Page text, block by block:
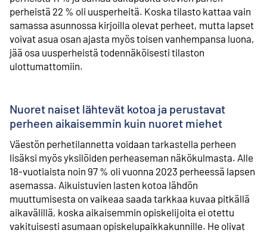
perheistä 22 % oli uusperheitä. Koska tilasto kattaa vain
samassa asunnossa kirjoilla olevat perheet, mutta lapset
voivat asua osan ajasta myös toisen vanhempansa luona,
jää osa uusperheistä todennäköisesti tilaston
ulottumattomiin.
Nuoret naiset lähtevät kotoa ja perustavat
perheen aikaisemmin kuin nuoret miehet
Väestön perhetilannetta voidaan tarkastella perheen
lisäksi myös yksilöiden perheaseman näkökulmasta. Alle
18-vuotiaista noin 97 % oli vuonna 2023 perheessä lapsen
asemassa. Aikuistuvien lasten kotoa lähdön
muuttumisesta on vaikeaa saada tarkkaa kuvaa pitkällä
aikavälillä, koska aikaisemmin opiskelijoita ei otettu
vakituisesti asumaan opiskelupaikkakunnille. He olivat